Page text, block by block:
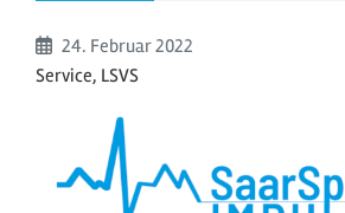
Beginn:
24. Februar2022
Service, LSVS